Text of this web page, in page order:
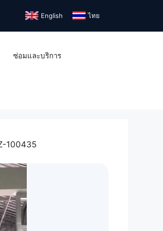
English ไทย
ซ่อมและบริการ
100435